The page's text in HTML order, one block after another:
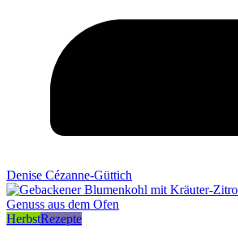
Denise Cézanne-Güttich
HerbstRezepte